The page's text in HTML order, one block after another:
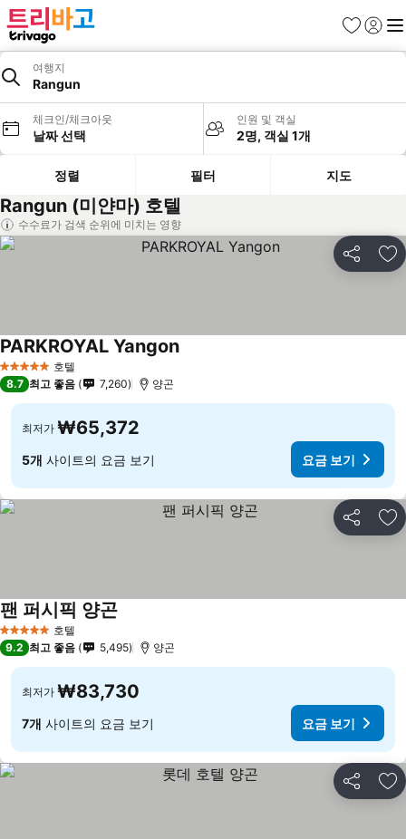
즐겨찾기
로그인
메
여행지
Rangun
체크인/체크아웃
날짜 선택
인원 및 객실
2명, 객실 1개
정렬 필터 지도
Rangun (미얀마) 호텔
수수료가 검색 순위에 미치는 영향
공유 즐
5 성급 호텔
PARKROYAL Yangon
8.7 최고 좋음 7,260 양곤
최저가 ₩65,372
5개 사이트의 요금 보기 요금 보기
공유 즐
5 성급 호텔
팬 퍼시픽 양곤
9.2 최고 좋음 5,495 양곤
최저가 ₩83,730
7개 사이트의 요금 보기 요금 보기
공유 즐